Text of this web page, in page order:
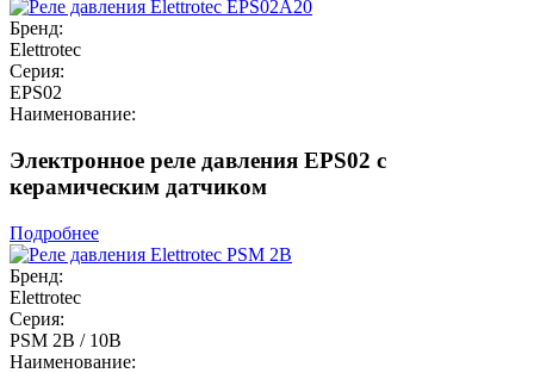
Бренд:
Elettrotec
Серия:
EPS02
Наименование:
Электронное реле давления EPS02 с
керамическим датчиком
Подробнее
Бренд:
Elettrotec
Серия:
PSM 2B / 10B
Наименование: